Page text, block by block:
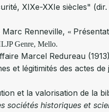
XIXe-XXIe siècles"
Renneville, «
Genre, Mello.
Marcel Redureau
et légitimités des actes
et la valorisation de la
sociétés historiques et